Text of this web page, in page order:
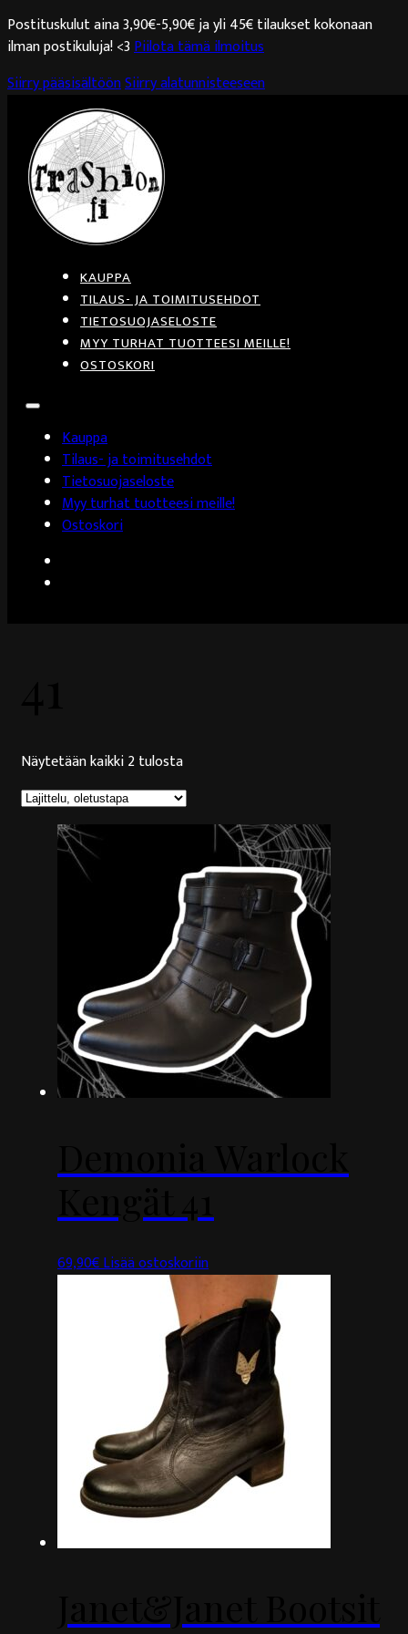
Postituskulut aina 3,90€-5,90€ ja yli 45€ tilaukset kokonaan
ilman postikuluja! <3Piilota tämä ilmoitus
Siirry pääsisältöönSiirry alatunnisteeseen
KAUPPA
TILAUS- JA TOIMITUSEHDOT
TIETOSUOJASELOSTE
MYY TURHAT TUOTTEESI MEILLE!
OSTOSKORI
Kauppa
Tilaus- ja toimitusehdot
Tietosuojaseloste
Myy turhat tuotteesi meille!
Ostoskori
Näytetään kaikki 2 tulosta
69,90€Lisää ostoskoriin